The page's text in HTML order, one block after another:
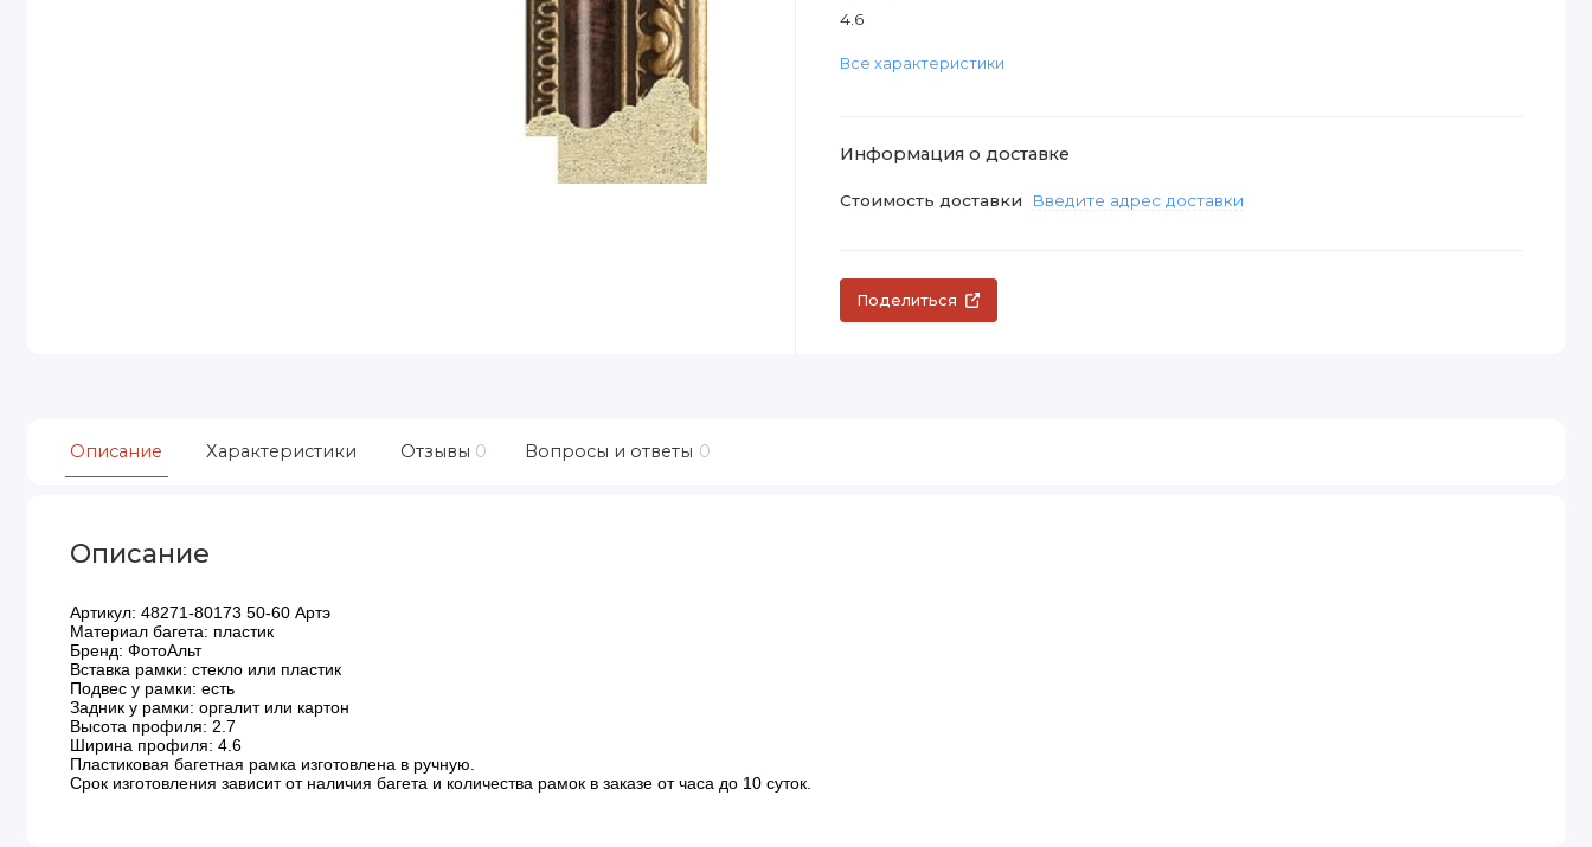
4.6
Все характеристики
Информация о доставке
Стоимость доставки Введите адрес доставки
Поделиться
Описание Характеристики Отзывы 0 Вопросы и ответы 0
Описание
Артикул: 48271-80173 50-60 Артэ
Материал багета: пластик
Бренд: ФотоАльт
Вставка рамки: стекло или пластик
Подвес у рамки: есть
Задник у рамки: оргалит или картон
Высота профиля: 2.7
Ширина профиля: 4.6
Пластиковая багетная рамка изготовлена в ручную.
Срок изготовления зависит от наличия багета и количества рамок в заказе от часа до 10 суток.